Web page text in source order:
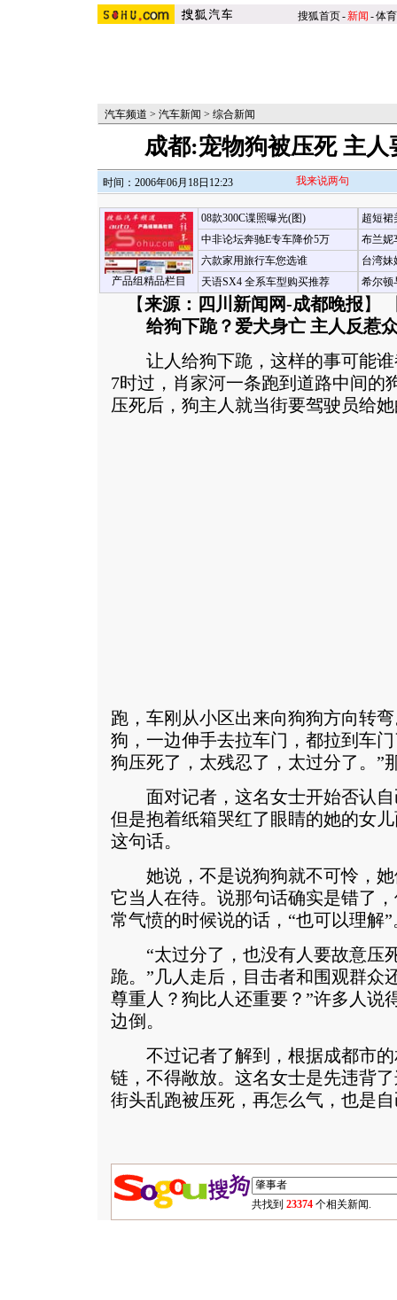
搜狐首页-新闻 -体育
汽车频道 > 汽车新闻 > 综合新闻
成都:宠物狗被压死 主
时间：2006年06月18日12:23 我来说两句
产品组精品栏目
08款300C谍照曝光(图)
中非论坛奔驰E专车降价5万
六款家用旅行车您选谁
天语SX4 全系车型购买推荐
超短裙
布兰妮
台湾妹
希尔顿
【来源：四川新闻网-成都晚报 】
给狗下跪？爱犬身亡 主人反惹
让人给狗下跪，这样的事可能谁
7时过，肖家河一条跑到道路中间的
压死后，狗主人就当街要驾驶员给
跑，车刚从小区出来向狗狗方向转
狗，一边伸手去拉车门，都拉到车
狗压死了，太残忍了，太过分了。”
面对记者，这名女士开始否认自
但是抱着纸箱哭红了眼睛的她的女
这句话。
她说，不是说狗狗就不可怜，她
它当人在待。说那句话确实是错了
常气愤的时候说的话，“也可以理解”
“太过分了，也没有人要故意压
跪。”几人走后，目击者和围观群众
尊重人？狗比人还重要？”许多人说
边倒。
不过记者了解到，根据成都市的
链，不得敞放。这名女士是先违背
街头乱跑被压死，再怎么气，也是
共找到 23374 个相关新闻.